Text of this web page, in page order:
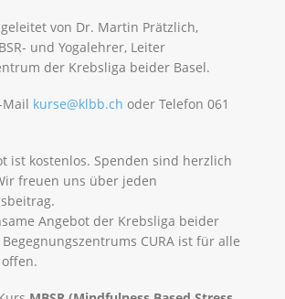
von Dr. Martin Prätzlich,
und Yogalehrer, Leiter
der Krebsliga beider Basel.
kurse@klbb.ch oder Telefon 061
ist kostenlos. Spenden sind herzlich
freuen uns über jeden
Angebot der Krebsliga beider
CURA ist für alle